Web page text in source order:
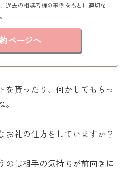
過去の相談者様の事例をもとに適切な
ページへ
を貰ったり、何かしてもらっ
お礼の仕方をしていますか？
のは相手の気持ちが前向きに